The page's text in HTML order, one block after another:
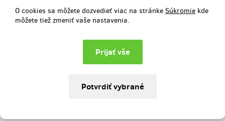
O cookies sa môžete dozvedieť viac na stránke Súkromie kde
môžete tiež zmeniť vaše nastavenia.